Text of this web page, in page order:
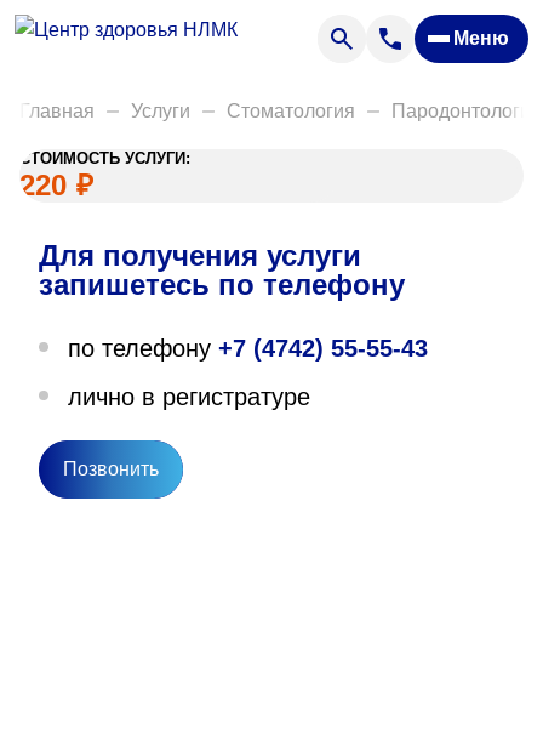
Меню
Анализы
Акции
Пациентам
Вакансии
О нас
Направления деятельности
Главная Услуги Стоматология Пародонтология
СТОИМОСТЬ УСЛУГИ:
220 ₽
Для получения услуги
запишетесь по телефону
по телефону +7 (4742) 55-55-43
лично в регистратуре
Позвонить